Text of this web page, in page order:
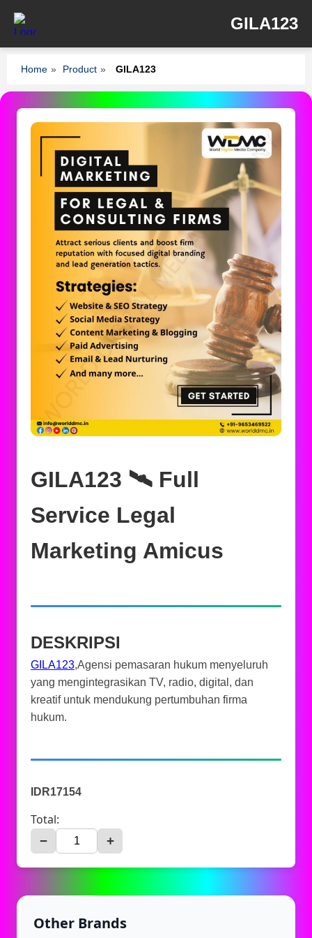
GILA123
Home » Product » GILA123
GILA123 🛰️‍ Full
Service Legal
Marketing Amicus
DESKRIPSI
GILA123,Agensi pemasaran hukum menyeluruh
yang mengintegrasikan TV, radio, digital, dan
kreatif untuk mendukung pertumbuhan firma
hukum.
IDR17154
Total:
− +
Other Brands